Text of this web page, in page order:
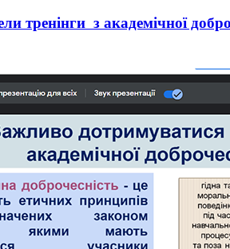
тренінги з академічної